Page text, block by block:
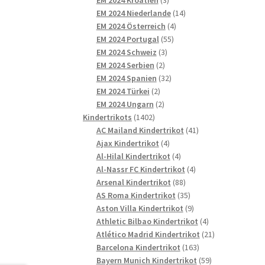
Produkte
EM 2024 Niederlande 1414
EM 2024 Österreich 44
Produkte
EM 2024 Portugal 5555
EM 2024 Schweiz 33
Produkte
EM 2024 Serbien 22
Produkte
EM 2024 Spanien 3232
EM 2024 Türkei 22
Produkte
EM 2024 Ungarn 22
Kindertrikots 14021402
Produkte
AC Mailand Kindertrikot 4141
Ajax Kindertrikot 44
Produkte
Al-Hilal Kindertrikot 44
Produkte
Al-Nassr FC Kindertrikot 44
Arsenal Kindertrikot 8888
Produkte
AS Roma Kindertrikot 3535
Produkte
Aston Villa Kindertrikot 99
Produkte
Athletic Bilbao Kindertrikot 44
Produkte
Atlético Madrid Kindertrikot 2121
Barcelona Kindertrikot 163163
Produkte
Bayern Munich Kindertrikot 5959